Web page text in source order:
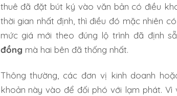
thuê đã đặt bút ký vào văn bản có điều
thời gian nhất định, thì điều đó mặc nhiên
mức giá mới theo đúng lộ trình đã định
đồng mà hai bên đã thống nhất.
Thông thường, các đơn vị kinh doanh
khoản này vào để đối phó với lạm phát.